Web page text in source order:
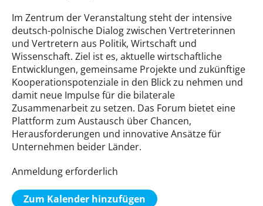
Im Zentrum der Veranstaltung steht der intensive
deutsch-polnische Dialog zwischen Vertreterinnen
und Vertretern aus Politik, Wirtschaft und
Wissenschaft. Ziel ist es, aktuelle wirtschaftliche
Entwicklungen, gemeinsame Projekte und zukünftige
Kooperationspotenziale in den Blick zu nehmen und
damit neue Impulse für die bilaterale
Zusammenarbeit zu setzen. Das Forum bietet eine
Plattform zum Austausch über Chancen,
Herausforderungen und innovative Ansätze für
Unternehmen beider Länder.
Anmeldung erforderlich
Zum Kalender hinzufügen